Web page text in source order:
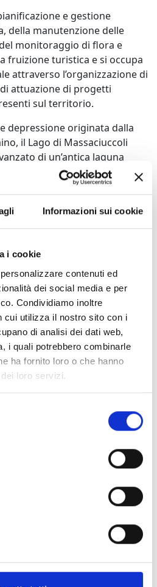
Informazioni sui cookie
i cookie
contenuti ed
dei social media e per
Condividiamo inoltre
cui utilizza il nostro sito con i
di analisi dei dati web,
i quali potrebbero combinarle
ha fornito loro o che hanno
loro servizi.
e gestione
della manutenzione delle
monitoraggio di flora e
fruizione turistica e si occupa
attraverso l’organizzazione di
attuazione di progetti
sul territorio.
depressione originata dalla
il Lago di Massaciuccoli
di un’antica laguna
della linea di costa ed
trasportati dai fiumi della
di
Oasi Lipu di
Massaciuccoli,
battello per
visite